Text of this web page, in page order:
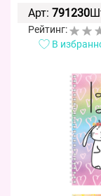
Арт: 791230
Рейтинг:
В